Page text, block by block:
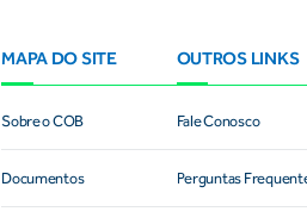
MAPA DO SITE
Sobre o COB
Documentos
OUTROS LINKS
Fale Conosco
Perguntas